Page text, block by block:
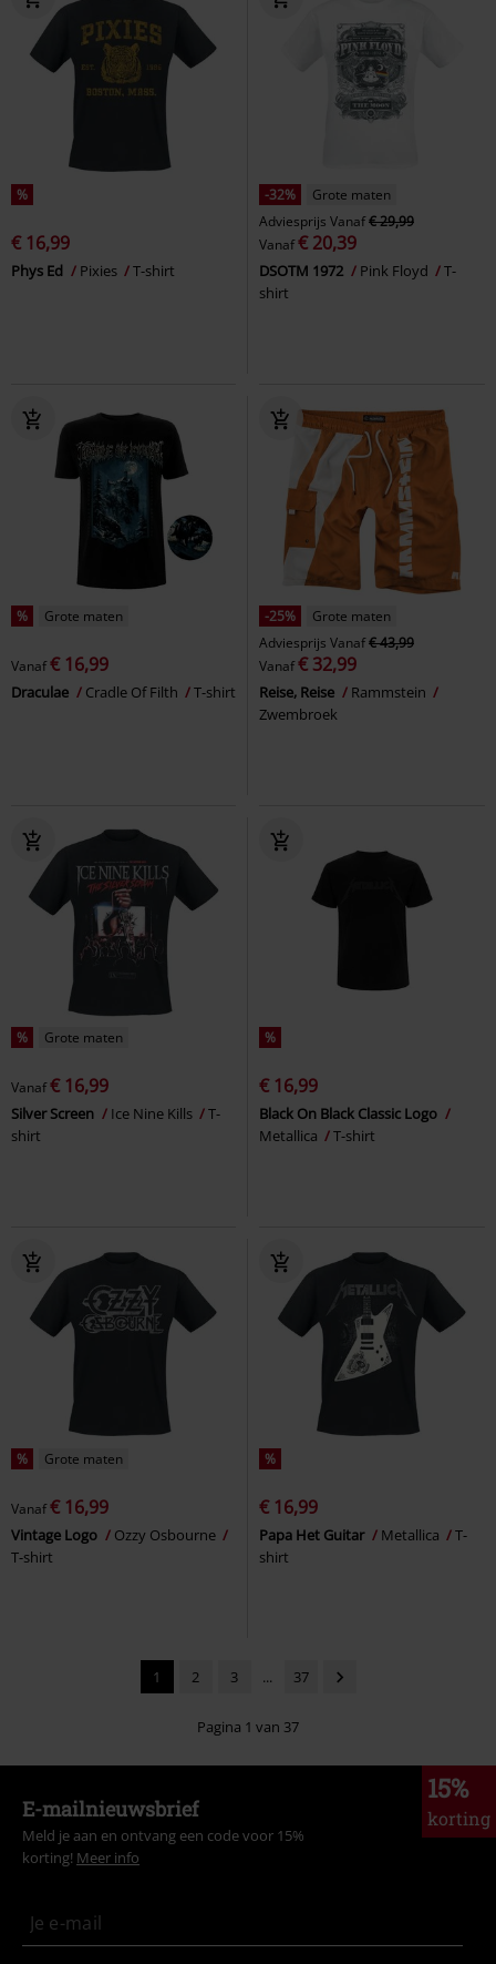
%
€ 16,99
Phys Ed Pixies T-shirt
-32%
Grote maten
Adviesprijs Vanaf€ 29,99
Vanaf€ 20,39
DSOTM 1972 Pink Floyd
T-
shirt
% Grote maten
Vanaf€ 16,99
Draculae Cradle Of Filth T-shirt
-25%
Grote maten
Adviesprijs Vanaf€ 43,99
Vanaf€ 32,99
Reise, Reise
Rammstein
Zwembroek
% Grote maten
Vanaf€ 16,99
Silver Screen Ice Nine Kills
T-
shirt
%
€ 16,99
Black On Black Classic Logo
Metallica
T-shirt
% Grote maten
Vanaf€ 16,99
Vintage Logo
Ozzy Osbourne
T-shirt
%
€ 16,99
Papa Het Guitar Metallica
T-
shirt
1 2 3 ... 37
Pagina 1 van 37
15%
korting
E-mailnieuwsbrief
Meld je aan en ontvang een code voor 15%
korting! Meer info